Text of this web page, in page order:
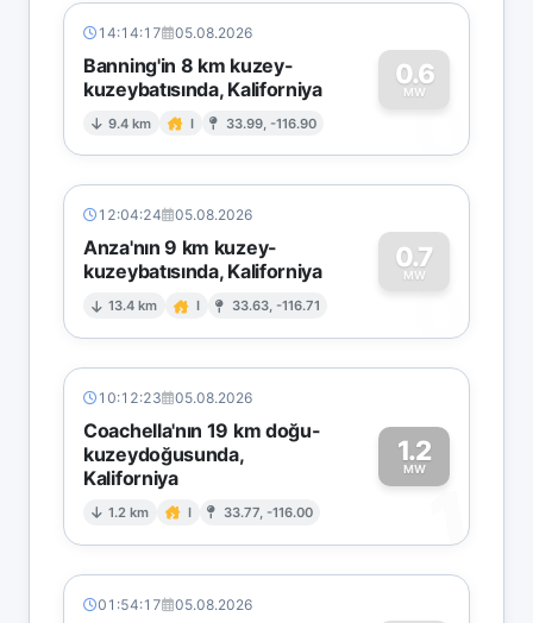
14:14:17 05.08.2026
Banning'in 8 km kuzey-
kuzeybatısında, Kaliforniya
9.4 km I 33.99, -116.90
0.6
MW
0
12:04:24 05.08.2026
Anza'nın 9 km kuzey-
kuzeybatısında, Kaliforniya
13.4 km I 33.63, -116.71
0.7
MW
0
10:12:23 05.08.2026
Coachella'nın 19 km doğu-
kuzeydoğusunda,
Kaliforniya
1.2 km I 33.77, -116.00
1.2
MW
1
01:54:17 05.08.2026